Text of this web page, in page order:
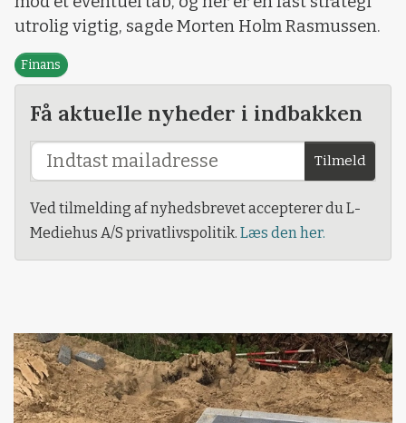
utrolig vigtig, sagde Morten Holm Rasmussen.
Finans
Få aktuelle nyheder i indbakken
Tilmeld
Ved tilmelding af nyhedsbrevet accepterer du L-
Mediehus A/S privatlivspolitik. Læs den her.